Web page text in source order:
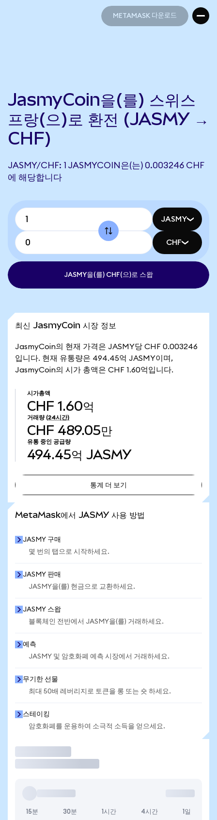
METAMASK 다운로드
JasmyCoin을(를) 스위스
프랑(으)로 환전 (JASMY →
CHF)
JASMY/CHF: 1 JASMYCOIN은(는) 0.003246 CHF
에 해당합니다
JASMY
CHF
JASMY을(를) CHF(으)로 스왑
최신 JasmyCoin 시장 정보
JasmyCoin의 현재 가격은 JASMY당 CHF 0.003246
입니다. 현재 유통량은 494.45억 JASMY이며,
JasmyCoin의 시가 총액은 CHF 1.60억입니다.
시가총액
CHF 1.60억
거래량 (24시간)
CHF 489.05만
유통 중인 공급량
494.45억 JASMY
통계 더 보기
MetaMask에서 JASMY 사용 방법
JASMY 구매
몇 번의 탭으로 시작하세요.
JASMY 판매
JASMY을(를) 현금으로 교환하세요.
JASMY 스왑
블록체인 전반에서 JASMY을(를) 거래하세요.
예측
JASMY 및 암호화폐 예측 시장에서 거래하세요.
무기한 선물
최대 50배 레버리지로 토큰을 롱 또는 숏 하세요.
스테이킹
암호화폐를 운용하여 소극적 소득을 얻으세요.
15분 30분 1시간 4시간 1일